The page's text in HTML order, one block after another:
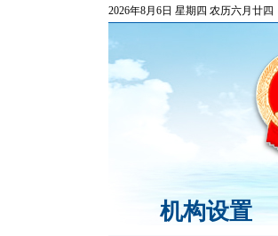
2026年8月6日 星期四 农历六月廿四
机构设置